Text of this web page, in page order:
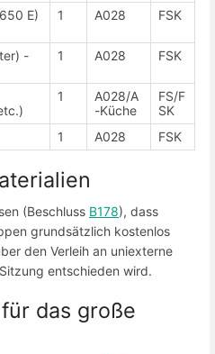
E)
1 A028 FSK
-
1 A028 FSK
1
A028/A
-Küche
FS/F
SK
1 A028 FSK
(Beschluss B178), dass
grundsätzlich kostenlos
den Verleih an uniexterne
entschieden wird.
das große